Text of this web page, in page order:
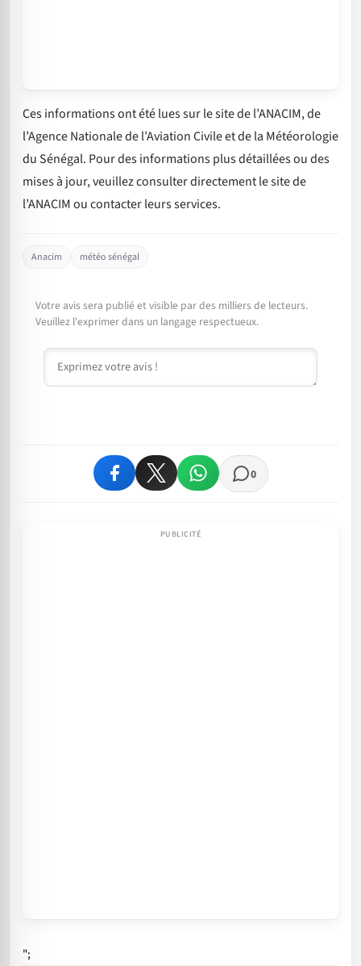
Ces informations ont été lues sur le site de l’ANACIM, de
l’Agence Nationale de l’Aviation Civile et de la Météorologie
du Sénégal. Pour des informations plus détaillées ou des
mises à jour, veuillez consulter directement le site de
l’ANACIM ou contacter leurs services.
Anacim météo sénégal
Votre avis sera publié et visible par des milliers de lecteurs.
Veuillez l'exprimer dans un langage respectueux.
Commentaire
0
";